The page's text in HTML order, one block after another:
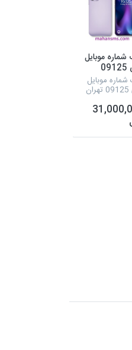
شماره موبایل
های 09125
شماره موبایل